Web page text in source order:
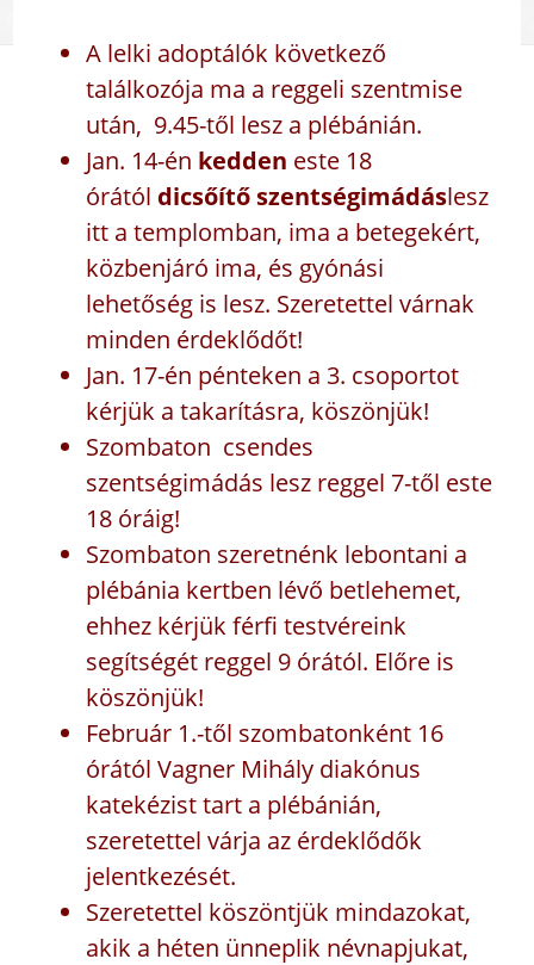
A lelki adoptálók következő
találkozója ma a reggeli szentmise
után, 9.45-től lesz a plébánián.
Jan. 14-én kedden este 18
órától dicsőítő szentségimádáslesz
itt a templomban, ima a betegekért,
közbenjáró ima, és gyónási
lehetőség is lesz. Szeretettel várnak
minden érdeklődőt!
Jan. 17-én pénteken a 3. csoportot
kérjük a takarításra, köszönjük!
Szombaton csendes
szentségimádás lesz reggel 7-től este
18 óráig!
Szombaton szeretnénk lebontani a
plébánia kertben lévő betlehemet,
ehhez kérjük férfi testvéreink
segítségét reggel 9 órától. Előre is
köszönjük!
Február 1.-től szombatonként 16
órától Vagner Mihály diakónus
katekézist tart a plébánián,
szeretettel várja az érdeklődők
jelentkezését.
Szeretettel köszöntjük mindazokat,
akik a héten ünneplik névnapjukat,